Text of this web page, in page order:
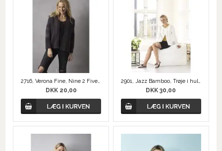
DKK 20,00 DKK 30,00